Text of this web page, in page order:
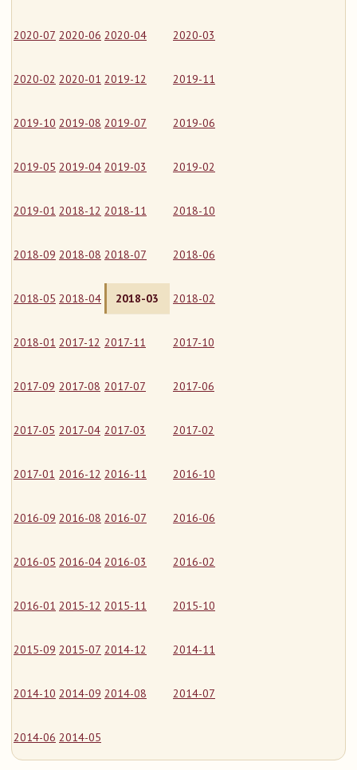
2020-07 2020-06 2020-04 2020-03
2020-02 2020-01 2019-12 2019-11
2019-10 2019-08 2019-07 2019-06
2019-05 2019-04 2019-03 2019-02
2019-01 2018-12 2018-11 2018-10
2018-09 2018-08 2018-07 2018-06
2018-05 2018-04 2018-03 2018-02
2018-01 2017-12 2017-11 2017-10
2017-09 2017-08 2017-07 2017-06
2017-05 2017-04 2017-03 2017-02
2017-01 2016-12 2016-11 2016-10
2016-09 2016-08 2016-07 2016-06
2016-05 2016-04 2016-03 2016-02
2016-01 2015-12 2015-11 2015-10
2015-09 2015-07 2014-12 2014-11
2014-10 2014-09 2014-08 2014-07
2014-06 2014-05